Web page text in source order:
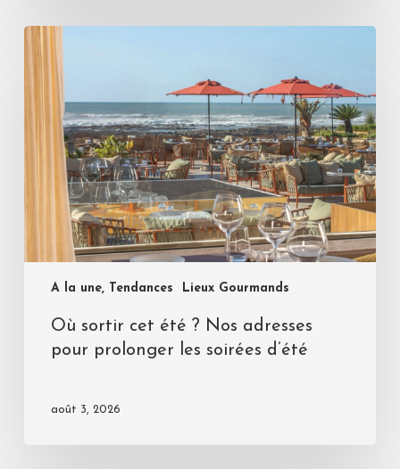
A la une, Tendances Lieux Gourmands
Où sortir cet été ? Nos adresses
pour prolonger les soirées d’été
août 3, 2026